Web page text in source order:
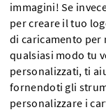
immagini! Se
per creare il tuo
di caricamento per
qualsiasi modo tu
personalizzati, ti
fornendoti gli
personalizzare i